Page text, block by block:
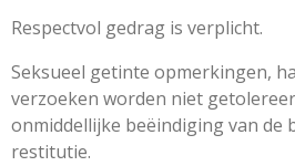
Respectvol gedrag is verplicht.
Seksueel getinte opmerkingen,
verzoeken worden niet
onmiddellijke beëindiging van de
restitutie.